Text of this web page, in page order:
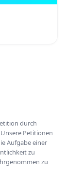
durch
Petitionen
Aufgabe einer
zu
zu